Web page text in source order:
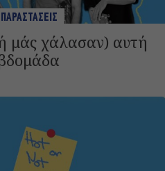
μάς χάλασαν) αυτή